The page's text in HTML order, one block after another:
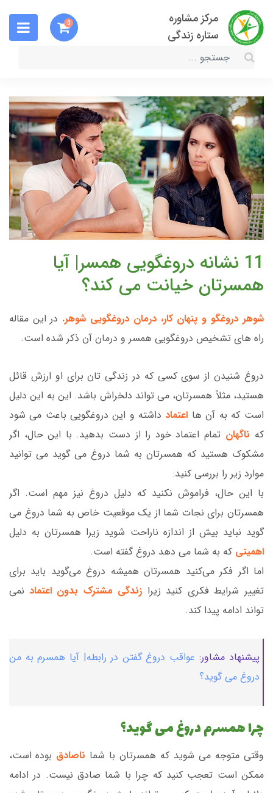
مرکز مشاوره
ستاره زندگی
0
11 نشانه دروغگویی همسر| آیا
همسرتان خیانت می کند؟
شوهر دروغگو و پنهان کار، درمان دروغگویی شوهر. در این مقاله
راه های تشخیص دروغگویی همسر و درمان آن ذکر شده است.
دروغ شنیدن از سوی کسی که در زندگی تان برای او ارزش قائل
هستید، مثلاً همسرتان، می تواند دلخراش باشد. این به این دلیل
است که به آن ها اعتماد داشته و این دروغگویی باعث می شود
که ناگهان تمام اعتماد خود را از دست بدهید. با این حال، اگر
مشکوک هستید که همسرتان به شما دروغ می گوید می توانید
موارد زیر را بررسی کنید:
با این حال، فراموش نکنید که دلیل دروغ نیز مهم است. اگر
همسرتان برای نجات شما از یک موقعیت خاص به شما دروغ می
گوید نباید بیش از اندازه ناراحت شوید زیرا همسرتان به دلیل
اهمیتی که به شما می دهد دروغ گفته است.
اما اگر فکر می‌کنید همسرتان همیشه دروغ می‌گوید باید برای
تغییر شرایط فکری کنید زیرا زندگی مشترک بدون اعتماد نمی
تواند ادامه پیدا کند.
پیشنهاد مشاور: عواقب دروغ گفتن در رابطه| آیا همسرم به من
دروغ می گوید؟
چرا همسرم دروغ می گوید؟
وقتی متوجه می شوید که همسرتان با شما ناصادق بوده است،
ممکن است تعجب کنید که چرا با شما صادق نیست. در ادامه